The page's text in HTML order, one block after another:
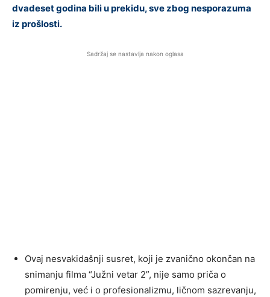
dvadeset godina bili u prekidu, sve zbog nesporazuma
iz prošlosti.
Sadržaj se nastavlja nakon oglasa
Ovaj nesvakidašnji susret, koji je zvanično okončan na
snimanju filma “Južni vetar 2”, nije samo priča o
pomirenju, već i o profesionalizmu, ličnom sazrevanju,